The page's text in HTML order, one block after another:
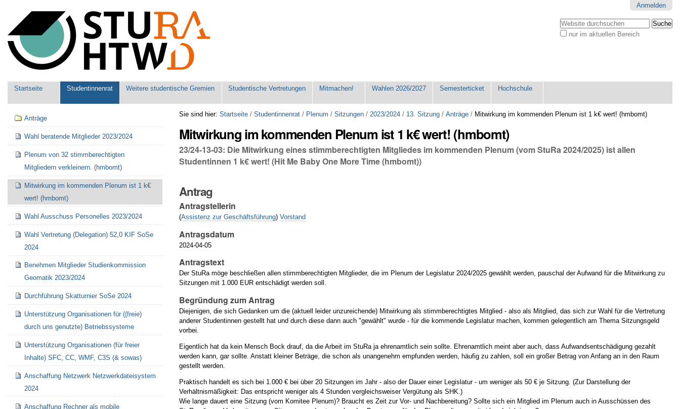
Werkzeuge
Anmelden
Website durchsuchen
nur im aktuellen Bereich
Sektionen
Startseite Studentinnenrat Weitere studentische Gremien Studentische Vertretungen Mitmachen! Wahlen 2026/2027 Semesterticket Hochschule
Sie sind hier: Startseite /Studentinnenrat / Plenum /Sitzungen /2023/2024 / 13. Sitzung /Anträge / Mitwirkung im kommenden Plenum ist 1 k€ wert! (hmbomt)
Mitwirkung im kommenden Plenum ist 1 k€ wert! (hmbomt)
23/24-13-03: Die Mitwirkung eines stimmberechtigten Mitgliedes im kommenden Plenum (vom StuRa 2024/2025) ist allen
Studentinnen 1 k€ wert! (Hit Me Baby One More Time (hmbomt))
Antrag
Antragstellerin
(Assistenz zur Geschäftsführung)Vorstand
Antragsdatum
2024-04-05
Antragstext
Der StuRa möge beschließen allen stimmberechtigten Mitglieder, die im Plenum der Legislatur 2024/2025 gewählt werden, pauschal der Aufwand für die Mitwirkung zu
Sitzungen mit 1.000 EUR entschädigt werden soll.
Begründung zum Antrag
Diejenigen, die sich Gedanken um die (aktuell leider unzureichende) Mitwirkung als stimmberechtigtes Mitglied - also als Mitglied, das sich zur Wahl für die Vertretung
anderer Studentinnen gestellt hat und durch diese dann auch "gewählt" wurde - für die kommende Legislatur machen, kommen gelegentlich am Thema Sitzungsgeld
vorbei.
Eigentlich hat da kein Mensch Bock drauf, da die Arbeit im StuRa ja ehrenamtlich sein sollte. Ehrenamtlich meint aber auch, dass Aufwandsentschädigung gezahlt
werden kann, gar sollte. Anstatt kleiner Beträge, die schon als unangenehm empfunden werden, häufig zu zahlen, soll ein großer Betrag von Anfang an in den Raum
gestellt werden.
Praktisch handelt es sich bei 1.000 € bei über 20 Sitzungen im Jahr - also der Dauer einer Legislatur - um weniger als 50 € je Sitzung. (Zur Darstellung der
Verhältnismäßigkeit: Das entspricht weniger als 4 Stunden vergleichsweiser Vergütung als SHK.)
Wie lange dauert eine Sitzung (vom Komitee Plenum)? Braucht es Zeit zur Vor- und Nachbereitung? Sollte sich ein Mitglied im Plenum auch in Ausschüssen des
Navigation
Anträge
Wahl beratende Mitglieder 2023/2024
Plenum von 32 stimmberechtigten
Mitgliedern verkleinern. (hmbomt)
Mitwirkung im kommenden Plenum ist 1 k€
wert! (hmbomt)
Wahl Ausschuss Personelles 2023/2024
Wahl Vertretung (Delegation) 52,0 KIF SoSe
2024
Benehmen Mitglieder Studienkommission
Geomatik 2023/2024
Durchführung Skatturnier SoSe 2024
Unterstützung Organisationen für ((freie)
durch uns genutzte) Betriebssysteme
Unterstützung Organisationen (für freier
Inhalte) SFC, CC, WMF, C3S (& sowas)
Anschaffung Netzwerk Netzwerkdateisystem
2024
Anschaffung Rechner als mobile